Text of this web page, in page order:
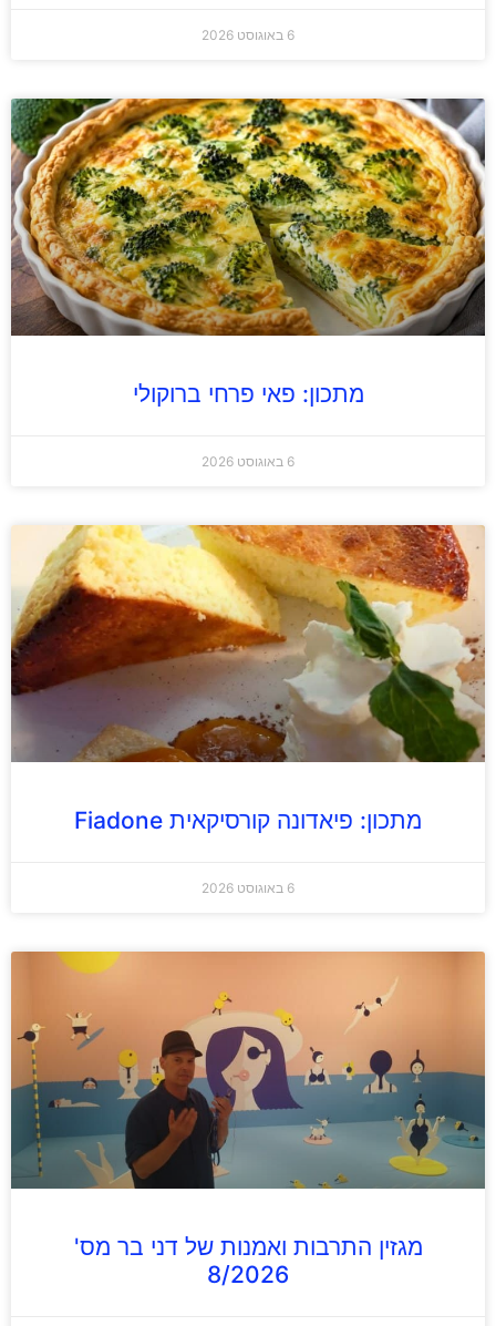
6 באוגוסט 2026
מתכון: פאי פרחי ברוקולי
6 באוגוסט 2026
מתכון: פיאדונה קורסיקאית Fiadone
6 באוגוסט 2026
מגזין התרבות ואמנות של דני בר מס'
8/2026